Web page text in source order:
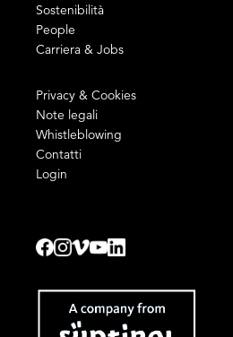
Sostenibilità
People
Carriera & Jobs
Privacy & Cookies
Note legali
Whistleblowing
Contatti
Login